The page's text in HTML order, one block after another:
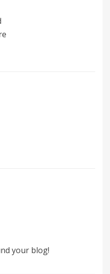
your blog!